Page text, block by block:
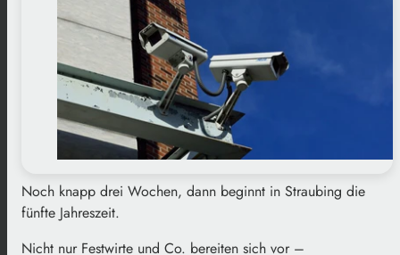
Noch knapp drei Wochen, dann beginnt in Straubing die
fünfte Jahreszeit.
Nicht nur Festwirte und Co. bereiten sich vor –